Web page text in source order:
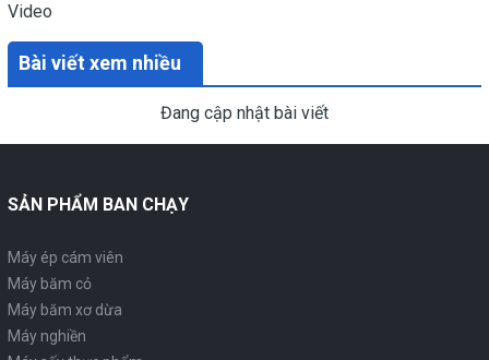
Video
Bài viết xem nhiều
Đang cập nhật bài viết
SẢN PHẨM BAN CHẠY
Máy ép cám viên
Máy băm cỏ
Máy băm xơ dừa
Máy nghiền